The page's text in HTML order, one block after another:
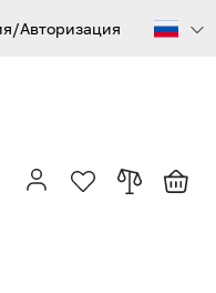
Авторизация